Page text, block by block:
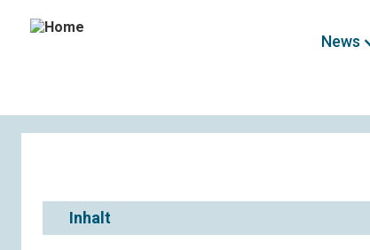
News
Inhalt